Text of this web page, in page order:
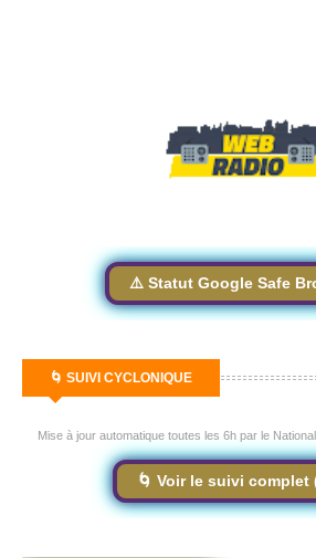
⚠️ Statut Google Safe
🌀 SUIVI CYCLONIQUE
Mise à jour automatique toutes les 6h par le
🌀 Voir le suivi complet